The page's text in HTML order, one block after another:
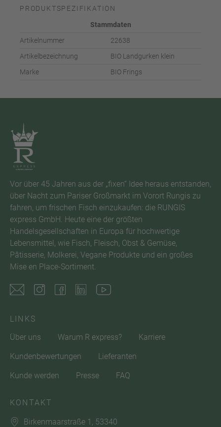
PRODUKTSPEZIFIKATION
Stammdaten
Artikelnummer
22638
Artikelbezeichnung
BIO Landgurken klein
Marke
BIO Frings
Vor über 45 Jahren aus der „fixen“ Idee heraus entstanden,
über Nacht zum Pariser Großmarkt im Vorort Rungis zu
fahren, um frischen Fisch einzukaufen: die RUNGIS
express GmbH. Heute eine der größten
Handelsgesellschaften in Europa für hochwertige
Lebensmittel, wie Fisch, Fleisch, Obst & Gemüse,
Pâtisserie, Molkerei, Vegane Produkte und ein großes
Mise en Place-Sortiment.
LINKS
Über uns
Warum R express? Karriere
Kundenbewertungen Lieferanten
Kunde werden Presse FAQ
KONTAKT
Birkenmaarstraße 1, 53340